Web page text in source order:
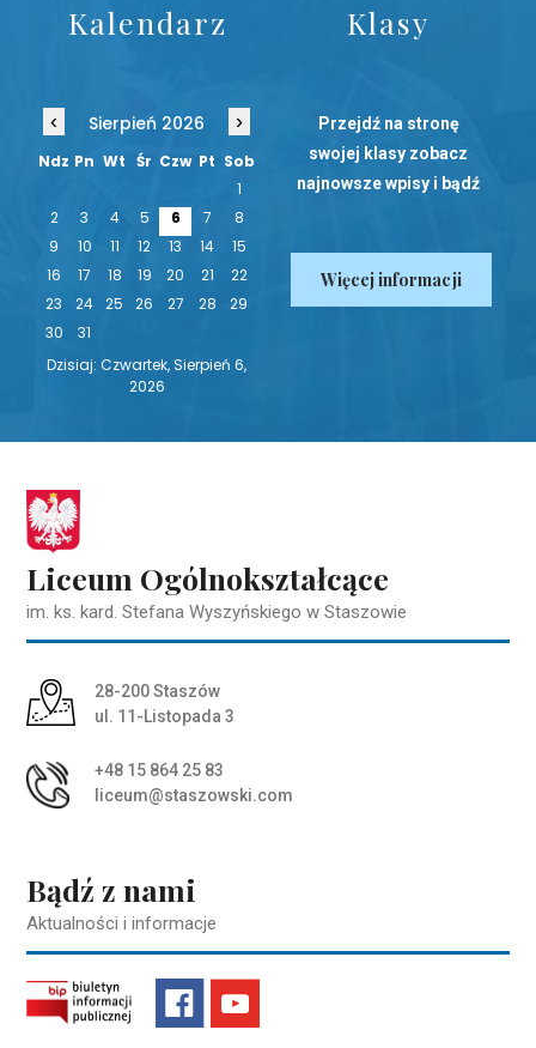
Kalendarz
‹ Sierpień 2026 ›
Ndz Pn Wt Śr Czw Pt Sob
1
2
3 4 5 6 7
8
9
10 11 12 13 14
15
16
17 18 19 20 21
22
23
24 25 26 27 28
29
30
31
Dzisiaj: Czwartek, Sierpień 6,
2026
Klasy
Przejdź na stronę
swojej klasy zobacz
najnowsze wpisy i bądź
Więcej informacji
Liceum Ogólnokształcące
im. ks. kard. Stefana Wyszyńskiego w Staszowie
Adres pocztowy:
28-200 Staszów
ul. 11-Listopada 3
+48 15 864 25 83
liceum@staszowski.com
Bądź z nami
Aktualności i informacje